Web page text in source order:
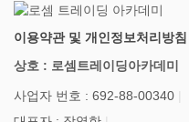
이용약관 및 개인정보처리방침
상호 : 로셈트레이딩아카데미
사업자 번호 : 692-88-00340